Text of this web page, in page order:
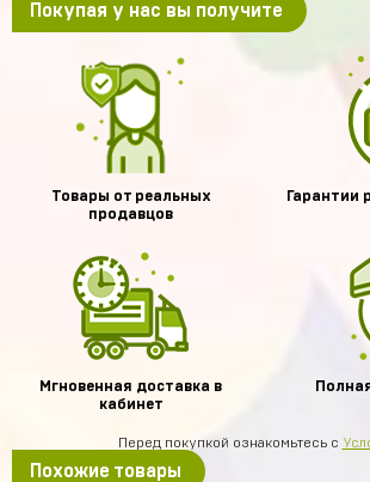
Покупая у нас вы получите
Товары от реальных
продавцов
Гарантии
Мгновенная доставка в
кабинет
Перед покупкой ознакомьтесь с
Похожие товары